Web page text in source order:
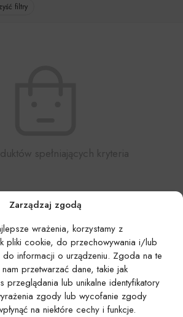
Zarządzaj zgodą
wrażenia, korzystamy z
pliki cookie, do przechowywania i/lub
do informacji o urządzeniu. Zgoda na te
przetwarzać dane, takie jak
przeglądania lub unikalne identyfikatory
zgody lub wycofanie zgody
na niektóre cechy i funkcje.
filtry
spełniających kryteria